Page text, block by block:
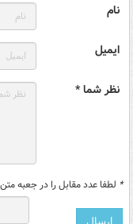
نام
ایمیل
نظر شما *
* لطفا عدد مقابل را در جعبه متن